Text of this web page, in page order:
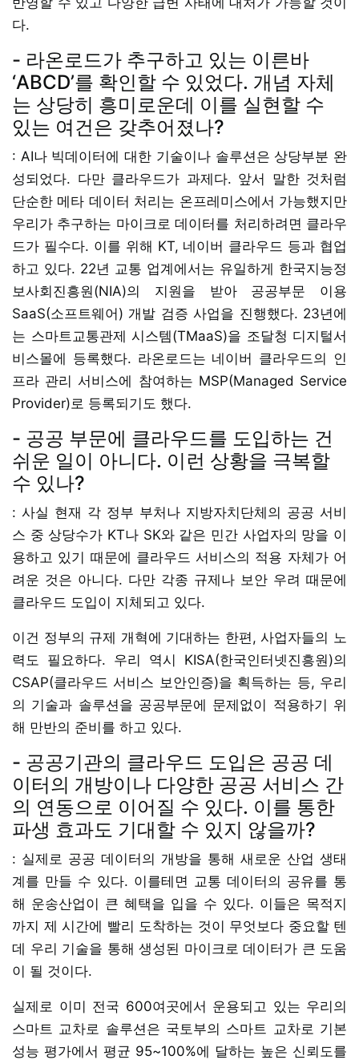
다.
- 라온로드가 추구하고 있는 이른바
‘ABCD’를 확인할 수 있었다. 개념 자체
는 상당히 흥미로운데 이를 실현할 수
있는 여건은 갖추어졌나?
: AI나 빅데이터에 대한 기술이나 솔루션은 상당부분 완
성되었다. 다만 클라우드가 과제다. 앞서 말한 것처럼
단순한 메타 데이터 처리는 온프레미스에서 가능했지만
우리가 추구하는 마이크로 데이터를 처리하려면 클라우
드가 필수다. 이를 위해 KT, 네이버 클라우드 등과 협업
하고 있다. 22년 교통 업계에서는 유일하게 한국지능정
보사회진흥원(NIA)의 지원을 받아 공공부문 이용
SaaS(소프트웨어) 개발 검증 사업을 진행했다. 23년에
는 스마트교통관제 시스템(TMaaS)을 조달청 디지털서
비스몰에 등록했다. 라온로드는 네이버 클라우드의 인
프라 관리 서비스에 참여하는 MSP(Managed Service
Provider)로 등록되기도 했다.
- 공공 부문에 클라우드를 도입하는 건
쉬운 일이 아니다. 이런 상황을 극복할
수 있나?
: 사실 현재 각 정부 부처나 지방자치단체의 공공 서비
스 중 상당수가 KT나 SK와 같은 민간 사업자의 망을 이
용하고 있기 때문에 클라우드 서비스의 적용 자체가 어
려운 것은 아니다. 다만 각종 규제나 보안 우려 때문에
클라우드 도입이 지체되고 있다.
이건 정부의 규제 개혁에 기대하는 한편, 사업자들의 노
력도 필요하다. 우리 역시 KISA(한국인터넷진흥원)의
CSAP(클라우드 서비스 보안인증)을 획득하는 등, 우리
의 기술과 솔루션을 공공부문에 문제없이 적용하기 위
해 만반의 준비를 하고 있다.
- 공공기관의 클라우드 도입은 공공 데
이터의 개방이나 다양한 공공 서비스 간
의 연동으로 이어질 수 있다. 이를 통한
파생 효과도 기대할 수 있지 않을까?
: 실제로 공공 데이터의 개방을 통해 새로운 산업 생태
계를 만들 수 있다. 이를테면 교통 데이터의 공유를 통
해 운송산업이 큰 혜택을 입을 수 있다. 이들은 목적지
까지 제 시간에 빨리 도착하는 것이 무엇보다 중요할 텐
데 우리 기술을 통해 생성된 마이크로 데이터가 큰 도움
이 될 것이다.
실제로 이미 전국 600여곳에서 운용되고 있는 우리의
스마트 교차로 솔루션은 국토부의 스마트 교차로 기본
성능 평가에서 평균 95~100%에 달하는 높은 신뢰도를